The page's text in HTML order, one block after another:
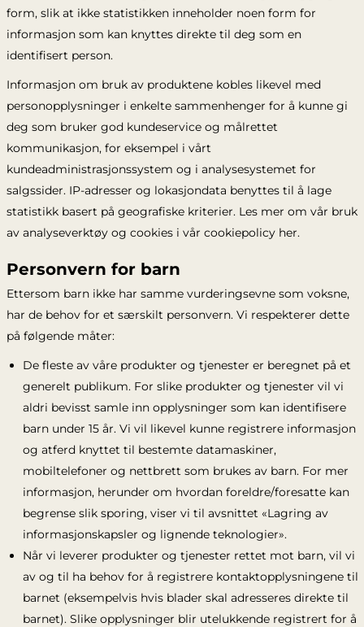
form, slik at ikke statistikken inneholder noen form for
informasjon som kan knyttes direkte til deg som en
identifisert person.
Informasjon om bruk av produktene kobles likevel med
personopplysninger i enkelte sammenhenger for å kunne gi
deg som bruker god kundeservice og målrettet
kommunikasjon, for eksempel i vårt
kundeadministrasjonssystem og i analysesystemet for
salgssider. IP-adresser og lokasjondata benyttes til å lage
statistikk basert på geografiske kriterier. Les mer om vår bruk
av analyseverktøy og cookies i vår cookiepolicy her.
Personvern for barn
Ettersom barn ikke har samme vurderingsevne som voksne,
har de behov for et særskilt personvern. Vi respekterer dette
på følgende måter:
De fleste av våre produkter og tjenester er beregnet på et
generelt publikum. For slike produkter og tjenester vil vi
aldri bevisst samle inn opplysninger som kan identifisere
barn under 15 år. Vi vil likevel kunne registrere informasjon
og atferd knyttet til bestemte datamaskiner,
mobiltelefoner og nettbrett som brukes av barn. For mer
informasjon, herunder om hvordan foreldre/foresatte kan
begrense slik sporing, viser vi til avsnittet «Lagring av
informasjonskapsler og lignende teknologier».
Når vi leverer produkter og tjenester rettet mot barn, vil vi
av og til ha behov for å registrere kontaktopplysningene til
barnet (eksempelvis hvis blader skal adresseres direkte til
barnet). Slike opplysninger blir utelukkende registrert for å